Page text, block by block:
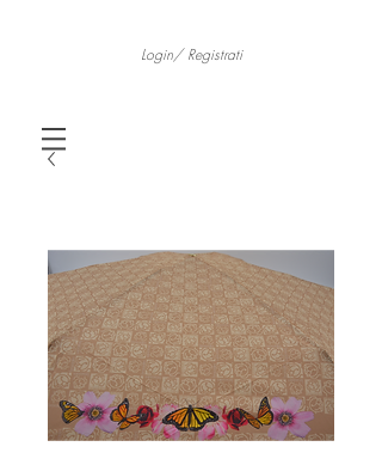
Login/ Registrati